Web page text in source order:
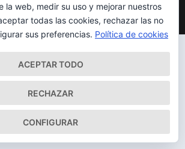
Quiénes somos Contacto
la web, medir su uso y mejorar nuestros
todas las cookies, rechazar las no
sus preferencias. Política de cookies
ACEPTAR TODO
RECHAZAR
CONFIGURAR